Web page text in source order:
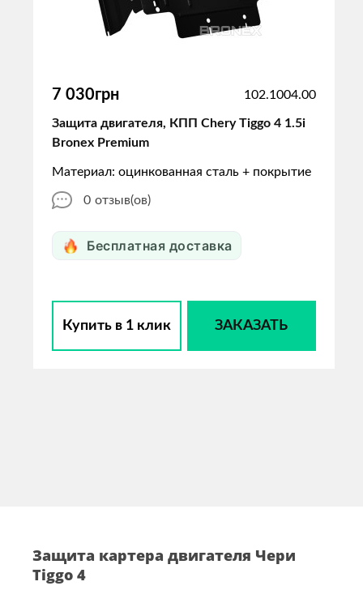
7 030грн 102.1004.00
Защита двигателя, КПП Chery Tiggo 4 1.5i
Bronex Premium
Материал: оцинкованная сталь + покрытие
0 отзыв(ов)
Бесплатная доставка
Купить в 1 клик ЗАКАЗАТЬ
Защита картера двигателя Чери
Tiggo 4